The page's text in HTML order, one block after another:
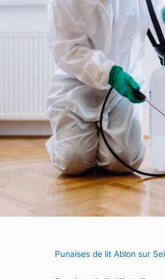
Punaises de lit Ablon sur